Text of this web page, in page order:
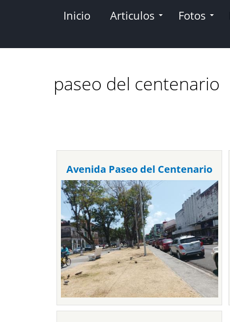
Inicio Articulos Fotos
paseo del centenario
Avenida Paseo del Centenario